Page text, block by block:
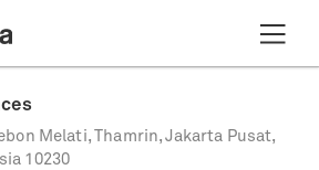
Melati, Thamrin, Jakarta Pusat,
10230